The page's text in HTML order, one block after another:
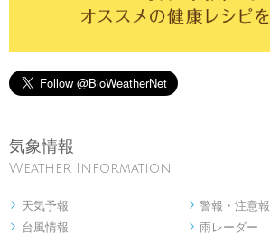
気象情報
Weather Information
 天気予報  警報・注意報
 台風情報  雨レーダー